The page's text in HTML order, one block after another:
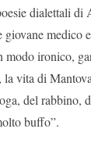
dialettali
giovane medico
modo ironico,
la vita di
del rabbino,
buffo”.